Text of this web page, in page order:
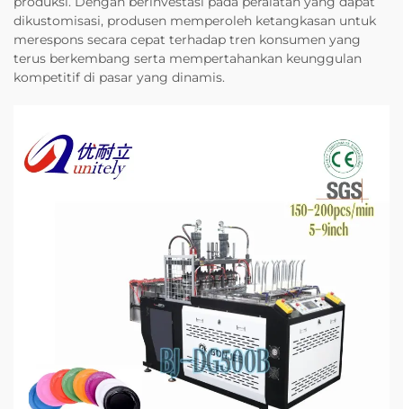
dikustomisasi, produsen memperoleh ketangkasan untuk
merespons secara cepat terhadap tren konsumen yang
terus berkembang serta mempertahankan keunggulan
kompetitif di pasar yang dinamis.